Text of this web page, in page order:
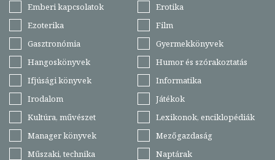
Emberi kapcsolatok
Erotika
Ezoterika
Film
Gasztronómia
Gyermekkönyvek
Hangoskönyvek
Humor és szórakoztatás
Ifjúsági könyvek
Informatika
Irodalom
Játékok
Kultúra, művészet
Lexikonok, enciklopédiák
Manager könyvek
Mezőgazdaság
Műszaki, technika
Naptárak